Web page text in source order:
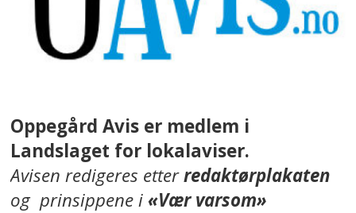
Oppegård Avis er medlem i
Landslaget for lokalaviser.
Avisen redigeres etterredaktørplakaten
og prinsippene i«Vær varsom»